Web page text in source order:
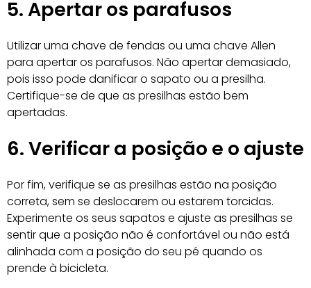
5. Apertar os parafusos
Utilizar uma chave de fendas ou uma chave Allen
para apertar os parafusos. Não apertar demasiado,
pois isso pode danificar o sapato ou a presilha.
Certifique-se de que as presilhas estão bem
apertadas.
6. Verificar a posição e o ajuste
Por fim, verifique se as presilhas estão na posição
correta, sem se deslocarem ou estarem torcidas.
Experimente os seus sapatos e ajuste as presilhas se
sentir que a posição não é confortável ou não está
alinhada com a posição do seu pé quando os
prende à bicicleta.